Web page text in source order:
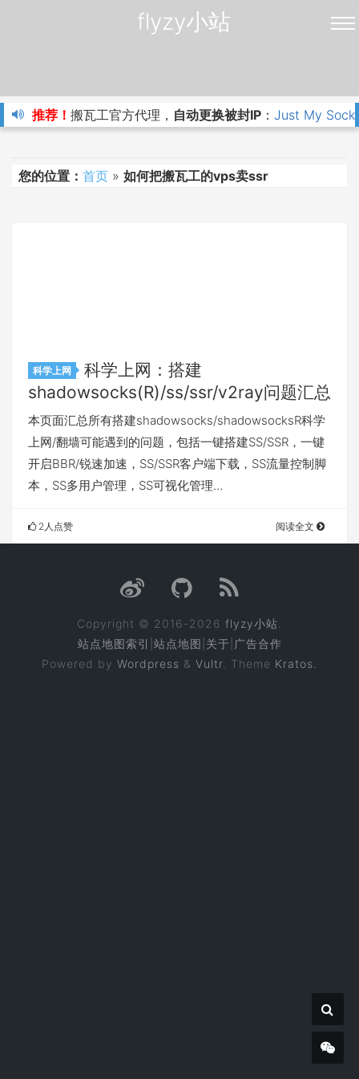
flyzy小站
推荐！ 搬瓦工官方代理， 自动更换被封IP ： Just My
您的位置： 首页 » 如何把搬瓦工的vps卖ssr
科学上网
科学上网：搭建
shadowsocks(R)/ss/ssr/v2ray问题汇总
本页面汇总所有搭建shadowsocks/shadowsocksR科学
上网/翻墙可能遇到的问题，包括一键搭建SS/SSR，一键
开启BBR/锐速加速，SS/SSR客户端下载，SS流量控制脚
本，SS多用户管理，SS可视化管理…
2人点赞 阅读全文
Copyright © 2016-2026 flyzy小站
站点地图索引 站点地图 关于 广告合作
Powered by Wordpress & Vultr . Theme Kratos.